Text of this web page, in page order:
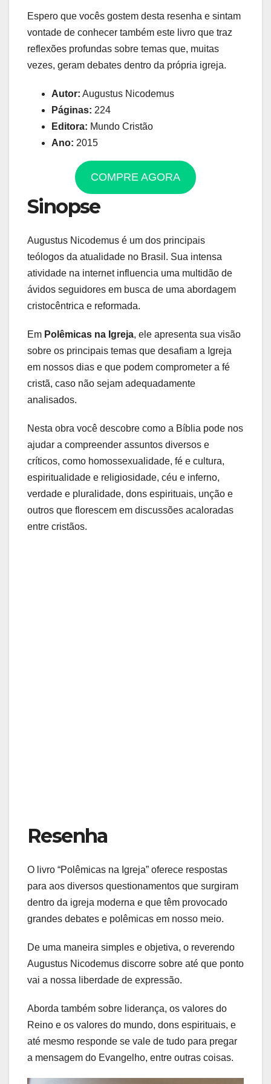
Espero que vocês gostem desta resenha e sintam
vontade de conhecer também este livro que traz
reflexões profundas sobre temas que, muitas
vezes, geram debates dentro da própria igreja.
Autor: Augustus Nicodemus
Páginas: 224
Editora: Mundo Cristão
Ano: 2015
COMPRE AGORA
Sinopse
Augustus Nicodemus é um dos principais
teólogos da atualidade no Brasil. Sua intensa
atividade na internet influencia uma multidão de
ávidos seguidores em busca de uma abordagem
cristocêntrica e reformada.
Em Polêmicas na Igreja, ele apresenta sua visão
sobre os principais temas que desafiam a Igreja
em nossos dias e que podem comprometer a fé
cristã, caso não sejam adequadamente
analisados.
Nesta obra você descobre como a Bíblia pode nos
ajudar a compreender assuntos diversos e
críticos, como homossexualidade, fé e cultura,
espiritualidade e religiosidade, céu e inferno,
verdade e pluralidade, dons espirituais, unção e
outros que florescem em discussões acaloradas
entre cristãos.
Resenha
O livro “Polêmicas na Igreja” oferece respostas
para aos diversos questionamentos que surgiram
dentro da igreja moderna e que têm provocado
grandes debates e polêmicas em nosso meio.
De uma maneira simples e objetiva, o reverendo
Augustus Nicodemus discorre sobre até que ponto
vai a nossa liberdade de expressão.
Aborda também sobre liderança, os valores do
Reino e os valores do mundo, dons espirituais, e
até mesmo responde se vale de tudo para pregar
a mensagem do Evangelho, entre outras coisas.